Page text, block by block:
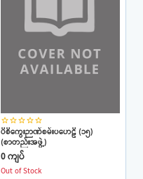
star_borderstar_borderstar_borderstar_borderstar_border
ပိစိကွေးဉာဏ်စမ်းပဟေဠိ (၁၅)
(စာတည်းအဖွဲ့)
0 ကျပ်
Out of Stock